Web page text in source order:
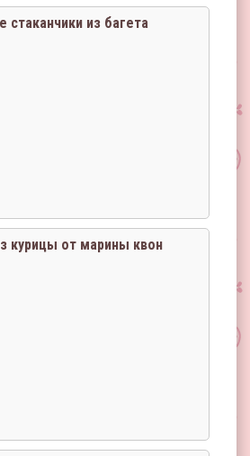
стаканчики из багета
курицы от марины квон